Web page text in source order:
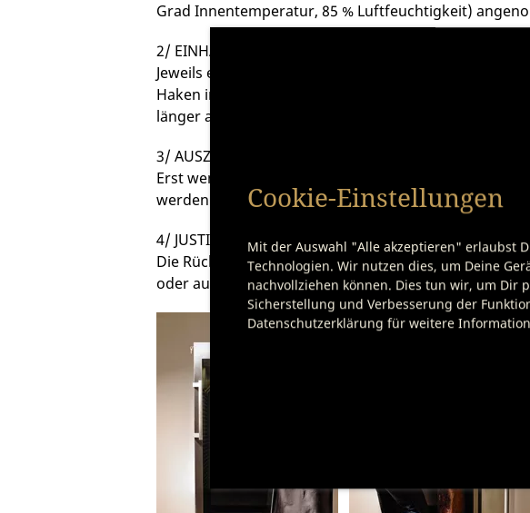
Grad Innentemperatur, 85 % Luftfeuchtigkeit)
2/ EINHÄNGEN
Jeweils einen Drehhaken pro Rücken zwischen zwei
Haken ins Fleisch zu bohren, kann man auch eine
länger als eine Stunde dauern, damit das Fleisch nicht
3/ AUSZIEHEN
Erst wenn das Fleisch ordentlich befestigt ist und
werden. Nun bei jeder Fleischberührung unbedingt
4/ JUSTIEREN
Die Rücken müssen so im Reifeschrank hängen,
oder auf dem Boden stehen – damit sich keine
Cookie-Einstellungen
Mit der Auswahl "Alle akzeptieren" erlaubst
Technologien. Wir nutzen dies, um Deine
nachvollziehen können. Dies tun wir, um Dir
Sicherstellung und Verbesserung der
Datenschutzerklärung für weitere